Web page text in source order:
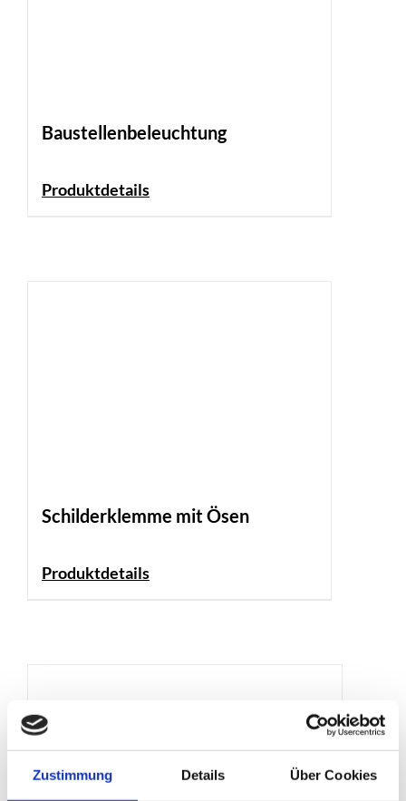
Zustimmung Details Über Cookies
Baustellenbeleuchtung
Produktdetails
Schilderklemme mit Ösen
Produktdetails